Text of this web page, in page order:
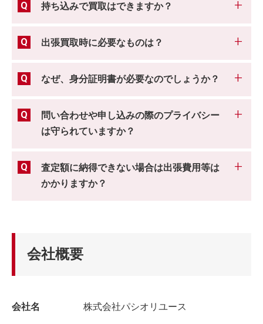
持ち込みで買取はできますか？
出張買取時に必要なものは？
なぜ、身分証明書が必要なのでしょうか？
問い合わせや申し込みの際のプライバシー
は守られていますか？
査定額に納得できない場合は出張費用等は
かかりますか？
会社概要
会社名 株式会社パシオリユース